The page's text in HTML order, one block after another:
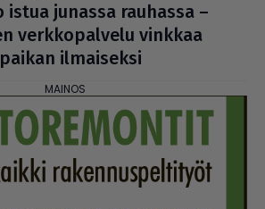
istua junassa rauhassa –
verk­ko­pal­velu vinkkaa
ilmai­seksi